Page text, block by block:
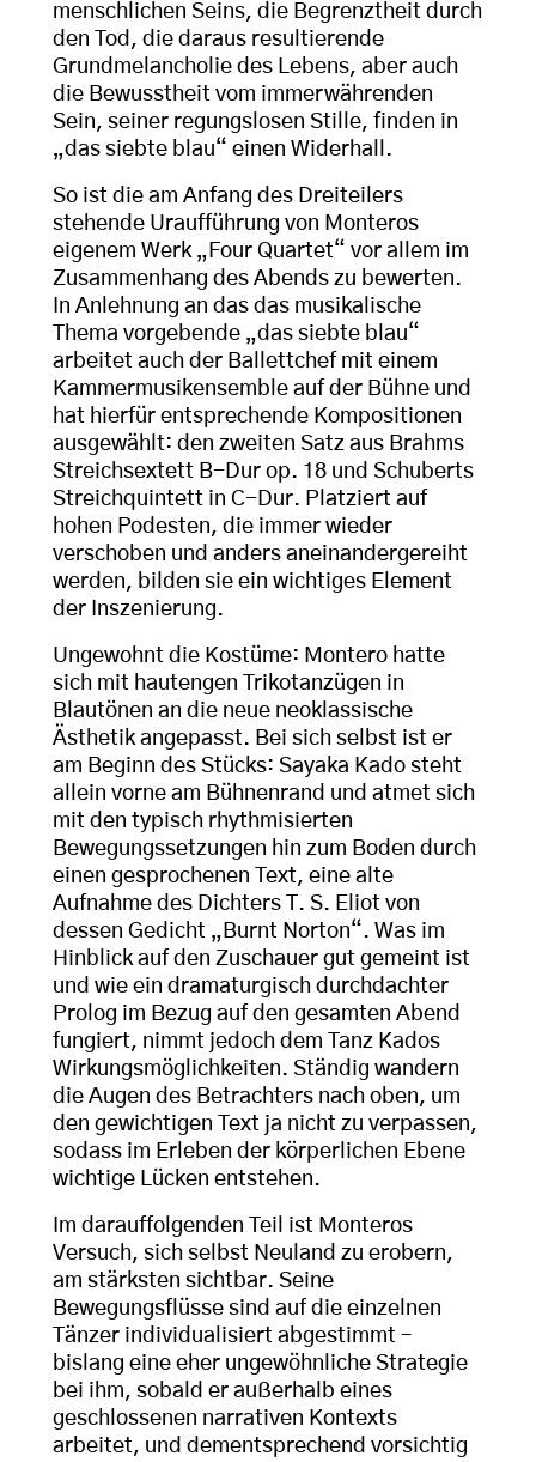
menschlichen Seins, die Begrenztheit durch
den Tod, die daraus resultierende
Grundmelancholie des Lebens, aber auch
die Bewusstheit vom immerwährenden
Sein, seiner regungslosen Stille, finden in
„das siebte blau“ einen Widerhall.
So ist die am Anfang des Dreiteilers
stehende Uraufführung von Monteros
eigenem Werk „Four Quartet“ vor allem im
Zusammenhang des Abends zu bewerten.
In Anlehnung an das das musikalische
Thema vorgebende „das siebte blau“
arbeitet auch der Ballettchef mit einem
Kammermusikensemble auf der Bühne und
hat hierfür entsprechende Kompositionen
ausgewählt: den zweiten Satz aus Brahms
Streichsextett B-Dur op. 18 und Schuberts
Streichquintett in C-Dur. Platziert auf
hohen Podesten, die immer wieder
verschoben und anders aneinandergereiht
werden, bilden sie ein wichtiges Element
der Inszenierung.
Ungewohnt die Kostüme: Montero hatte
sich mit hautengen Trikotanzügen in
Blautönen an die neue neoklassische
Ästhetik angepasst. Bei sich selbst ist er
am Beginn des Stücks: Sayaka Kado steht
allein vorne am Bühnenrand und atmet sich
mit den typisch rhythmisierten
Bewegungssetzungen hin zum Boden durch
einen gesprochenen Text, eine alte
Aufnahme des Dichters T. S. Eliot von
dessen Gedicht „Burnt Norton“. Was im
Hinblick auf den Zuschauer gut gemeint ist
und wie ein dramaturgisch durchdachter
Prolog im Bezug auf den gesamten Abend
fungiert, nimmt jedoch dem Tanz Kados
Wirkungsmöglichkeiten. Ständig wandern
die Augen des Betrachters nach oben, um
den gewichtigen Text ja nicht zu verpassen,
sodass im Erleben der körperlichen Ebene
wichtige Lücken entstehen.
Im darauffolgenden Teil ist Monteros
Versuch, sich selbst Neuland zu erobern,
am stärksten sichtbar. Seine
Bewegungsflüsse sind auf die einzelnen
Tänzer individualisiert abgestimmt –
bislang eine eher ungewöhnliche Strategie
bei ihm, sobald er außerhalb eines
geschlossenen narrativen Kontexts
arbeitet, und dementsprechend vorsichtig